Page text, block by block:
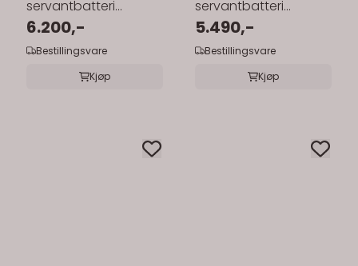
servantbatteri
m/pop-up ventil
6.200,-
Bestillingsvare
Kjøp
servantbatteri
m/propp og kjede
5.490,-
Bestillingsvare
Kjøp